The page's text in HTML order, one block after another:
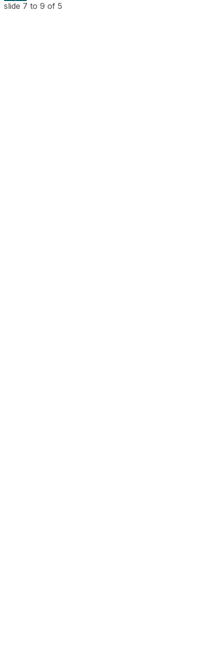
slide 7 to 9 of 5